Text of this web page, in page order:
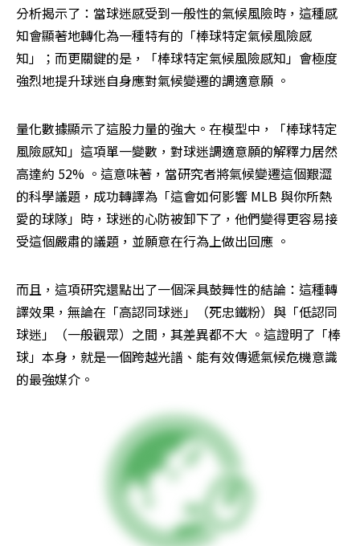
分析揭示了：當球迷感受到一般性的氣候風險時，這種感
知會顯著地轉化為一種特有的「棒球特定氣候風險感
知」；而更關鍵的是，「棒球特定氣候風險感知」會極度
強烈地提升球迷自身應對氣候變遷的調適意願 。
量化數據顯示了這股力量的強大。在模型中，「棒球特定
風險感知」這項單一變數，對球迷調適意願的解釋力居然
高達約 52% 。這意味著，當研究者將氣候變遷這個艱澀
的科學議題，成功轉譯為「這會如何影響 MLB 與你所熱
愛的球隊」時，球迷的心防被卸下了，他們變得更容易接
受這個嚴肅的議題，並願意在行為上做出回應 。
而且，這項研究還點出了一個深具鼓舞性的結論：這種轉
譯效果，無論在「高認同球迷」（死忠鐵粉）與「低認同
球迷」（一般觀眾）之間，其差異都不大 。這證明了「棒
球」本身，就是一個跨越光譜、能有效傳遞氣候危機意識
的最強媒介。